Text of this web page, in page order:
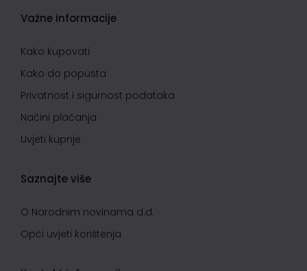
Važne informacije
Kako kupovati
Kako do popusta
Privatnost i sigurnost podataka
Načini plaćanja
Uvjeti kupnje
Saznajte više
O Narodnim novinama d.d.
Opći uvjeti korištenja